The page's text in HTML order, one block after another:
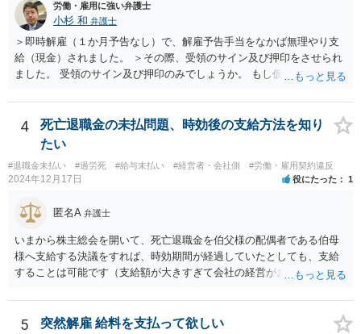
労働・雇用に強い弁護士
小杉 和 弁護士
＞即時解雇（１か月予告なし）で、解雇予告手当をなかば無理やり支
給（現金）されました。 ＞その際、受領のサイン及び押印をさせられ
ました。 受領のサイン及び押印のみでしょうか。 もし仮に自らの意思
は相当苦しいスタートになり、最悪解雇を争えなくなります。 もしそ
うでなければ争う余地はあるでしょう。ただ解雇予告手当を受け取っ
てしまっている事実もあり、その点不利であることは確かです。 その
一方で、一般論ですが、解雇は会社にとってハードルが高く、また懲
戒処分としての解雇はさらにハードルが高まります。 例えば、今回の
懲戒解雇の言渡しの前に人事部あるいは幹部との面談等ありましたで
しょうか。それとも何もなしにいきなりの解雇通告でしたか。後者の
場合、争える余地が増えるといえるでしょう。 ただ、復職は色々な意
味で難しいと思われますので、復職を主張しつつ、最終的に解決金と
して退職金以上の金額を受け取ることで退職するというのが現実的に
目指すべき方向性になるかと思います。
4
死亡退職金の未払問題、時効後の支給方法を知り
たい
#退職金未払い #過労死 #給与未払い #経営者・会社側 #労働・雇用契約違反
2024年12月17日 役にたった 1
匿名A 弁護士
いまから株主総会を開いて、死亡退職金を伯父様の配偶者である伯母
様へ支給する決議をすれば、時効期間が経過していたとしても、支給
することは可能です（支給額が大きすぎて会社の経営がおかしくなっ
すし（支払う必要のないお金を支払うわけですから）、受け取った伯
母様には一時所得として課税される可能性もありますから、事前に税
5 突然解雇 給料を支払って欲しい